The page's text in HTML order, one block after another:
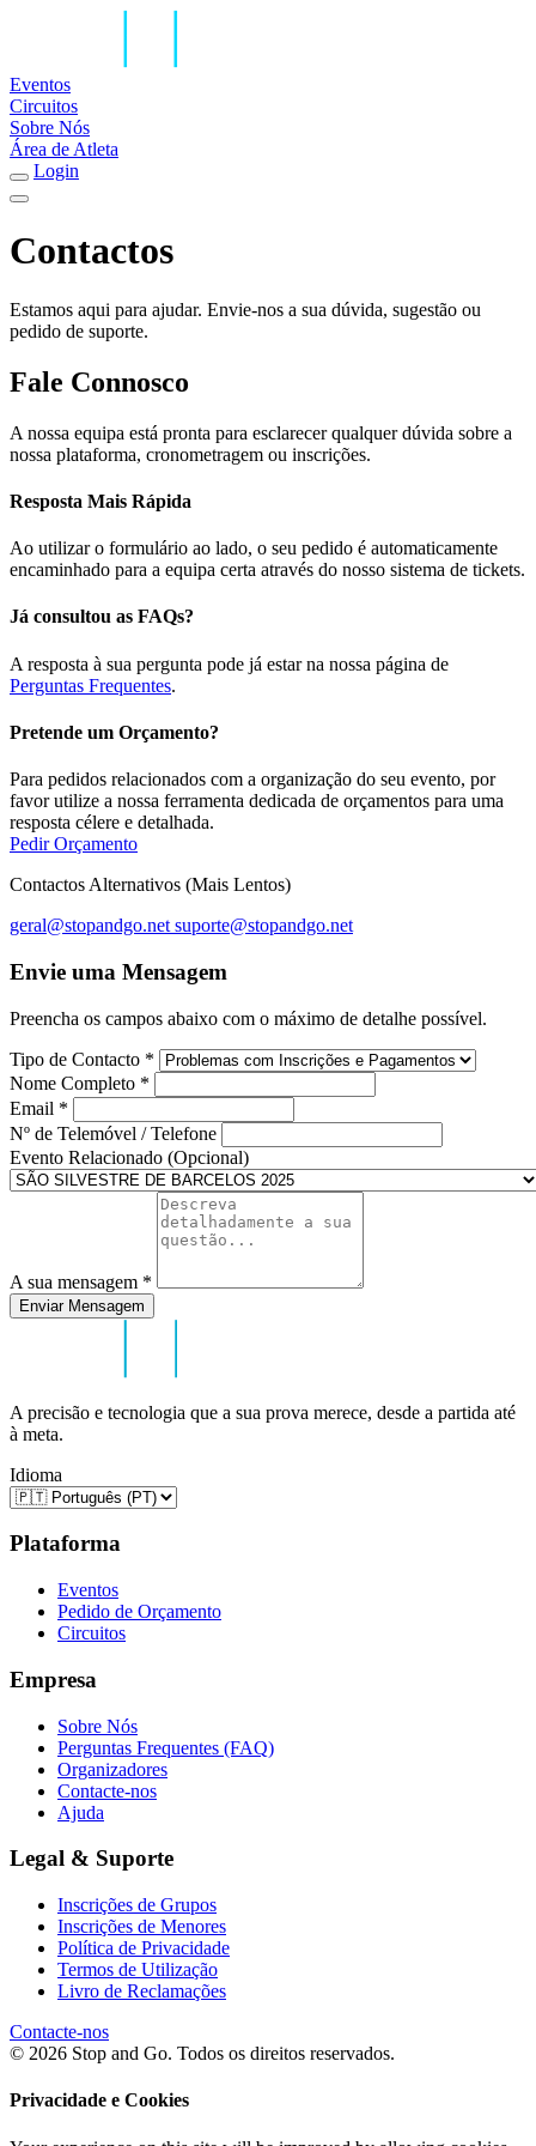
Eventos
Circuitos
Sobre Nós
Área de Atleta
Login
Contactos
Estamos aqui para ajudar. Envie-nos a sua dúvida, sugestão ou
pedido de suporte.
Fale Connosco
A nossa equipa está pronta para esclarecer qualquer dúvida sobre a
nossa plataforma, cronometragem ou inscrições.
Resposta Mais Rápida
Ao utilizar o formulário ao lado, o seu pedido é automaticamente
encaminhado para a equipa certa através do nosso sistema de tickets.
Já consultou as FAQs?
A resposta à sua pergunta pode já estar na nossa página de
Perguntas Frequentes.
Pretende um Orçamento?
Para pedidos relacionados com a organização do seu evento, por
favor utilize a nossa ferramenta dedicada de orçamentos para uma
resposta célere e detalhada.
Pedir Orçamento
Contactos Alternativos (Mais Lentos)
geral@stopandgo.net suporte@stopandgo.net
Envie uma Mensagem
Preencha os campos abaixo com o máximo de detalhe possível.
Tipo de Contacto *
Nome Completo *
Email *
Nº de Telemóvel / Telefone
Evento Relacionado (Opcional)
A sua mensagem *
Enviar Mensagem
A precisão e tecnologia que a sua prova merece, desde a partida até
à meta.
Idioma
Plataforma
Eventos
Pedido de Orçamento
Circuitos
Empresa
Sobre Nós
Perguntas Frequentes (FAQ)
Organizadores
Contacte-nos
Ajuda
Legal & Suporte
Inscrições de Grupos
Inscrições de Menores
Política de Privacidade
Termos de Utilização
Livro de Reclamações
Contacte-nos
© 2026 Stop and Go. Todos os direitos reservados.
Privacidade e Cookies